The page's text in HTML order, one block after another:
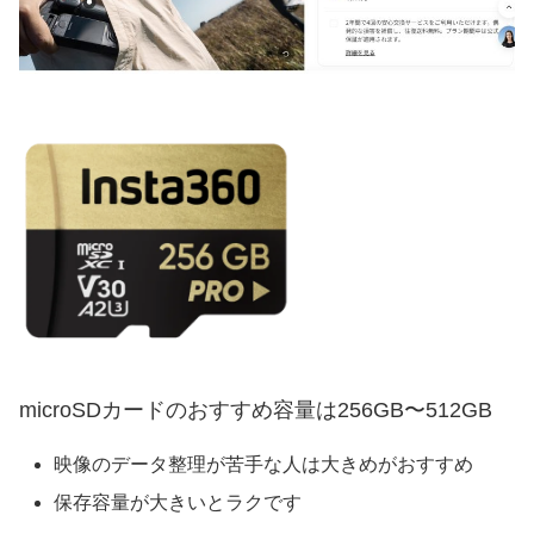
microSDカードのおすすめ容量は256GB〜512GB
映像のデータ整理が苦手な人は大きめがおすすめ
保存容量が大きいとラクです